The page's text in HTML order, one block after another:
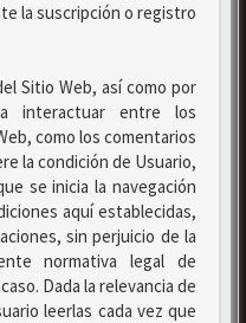
la suscripción o registro
Sitio Web, así como por
interactuar entre los
como los comentarios
la condición de Usuario,
se inicia la navegación
aquí establecidas,
sin perjuicio de la
normativa legal de
Dada la relevancia de
leerlas cada vez que